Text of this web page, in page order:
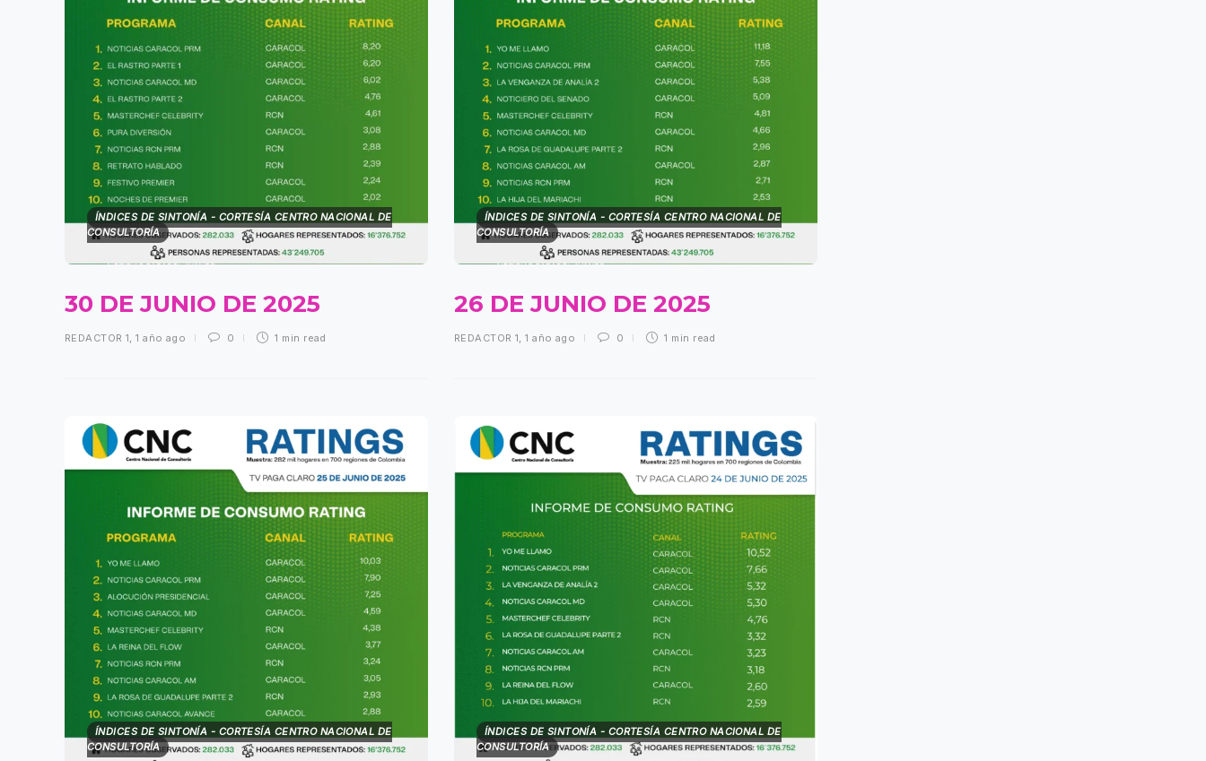
ÍNDICES DE SINTONÍA - CORTESÍA CENTRO NACIONAL DE
CONSULTORÍA
30 DE JUNIO DE 2025
REDACTOR 1,1 año ago 0 1 min read
ÍNDICES DE SINTONÍA - CORTESÍA CENTRO NACIONAL DE
CONSULTORÍA
26 DE JUNIO DE 2025
REDACTOR 1,1 año ago 0 1 min read
ÍNDICES DE SINTONÍA - CORTESÍA CENTRO NACIONAL DE
CONSULTORÍA
ÍNDICES DE SINTONÍA - CORTESÍA CENTRO NACIONAL DE
CONSULTORÍA